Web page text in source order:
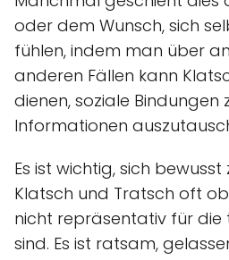
oder dem Wunsch, sich
fühlen, indem man über
anderen Fällen kann
dienen, soziale Bindungen
Informationen
Es ist wichtig, sich bewusst
Klatsch und Tratsch oft
nicht repräsentativ für die
sind. Es ist ratsam,